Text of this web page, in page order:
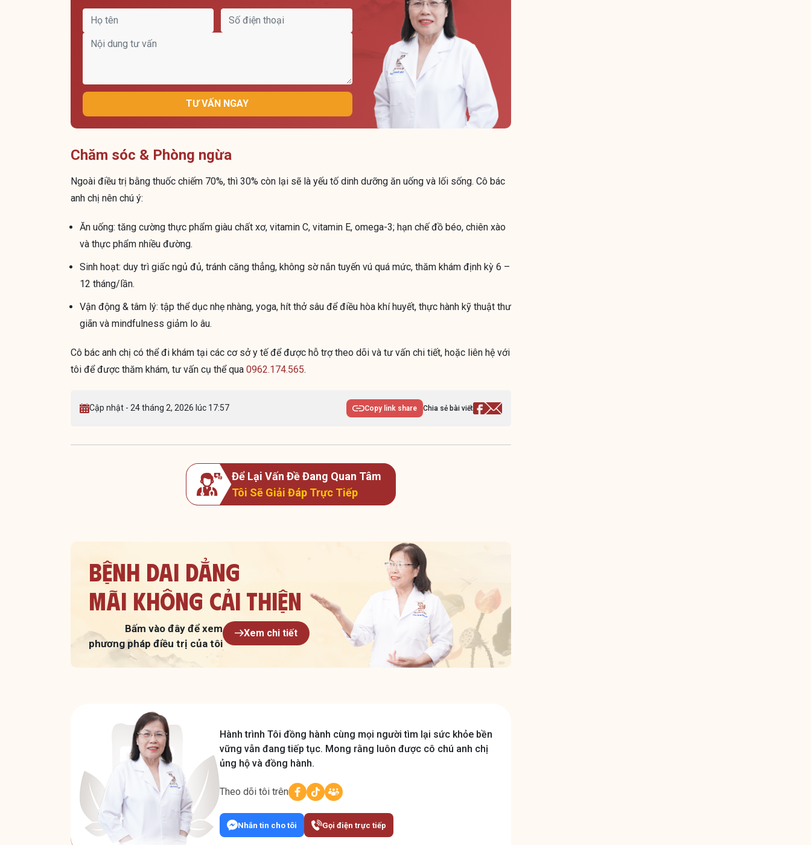
TƯ VẤN NGAY
Chăm sóc & Phòng ngừa
Ngoài điều trị bằng thuốc chiếm 70%, thì 30% còn lại sẽ là yếu tố dinh dưỡng ăn uống và lối sống. Cô bác
anh chị nên chú ý:
Ăn uống: tăng cường thực phẩm giàu chất xơ, vitamin C, vitamin E, omega-3; hạn chế đồ béo, chiên xào
và thực phẩm nhiều đường.
Sinh hoạt: duy trì giấc ngủ đủ, tránh căng thẳng, không sờ nắn tuyến vú quá mức, thăm khám định kỳ 6 –
12 tháng/lần.
Vận động & tâm lý: tập thể dục nhẹ nhàng, yoga, hít thở sâu để điều hòa khí huyết, thực hành kỹ thuật thư
giãn và mindfulness giảm lo âu.
Cô bác anh chị có thể đi khám tại các cơ sở y tế để được hỗ trợ theo dõi và tư vấn chi tiết, hoặc liên hệ với
tôi để được thăm khám, tư vấn cụ thể qua 0962.174.565.
Cập nhật - 24 tháng 2, 2026 lúc 17:57 Copy link share Chia sẻ bài viết
Để Lại Vấn Đề Đang Quan Tâm
Tôi Sẽ Giải Đáp Trực Tiếp
Bệnh dai dẳng
Mãi không cải thiện
Bấm vào đây để xem
phương pháp điều trị của tôi
Xem chi tiết
Hành trình Tôi đồng hành cùng mọi người tìm lại sức khỏe bền
vững vẫn đang tiếp tục. Mong rằng luôn được cô chú anh chị
ủng hộ và đồng hành.
Theo dõi tôi trên
Nhắn tin cho tôi Gọi điện trực tiếp